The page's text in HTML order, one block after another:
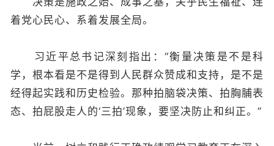
着党心民心、系着发展全局。
习近平总书记深刻指出：“衡量决策是不是科
学，根本看是不是得到人民群众赞成和支持，是不是
经得起实践和历史检验。那种拍脑袋决策、拍胸脯表
态、拍屁股走人的‘三拍’现象，要坚决防止和纠正。”